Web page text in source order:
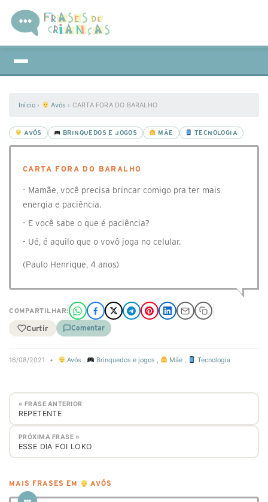
Início › Avós › CARTA FORA DO BARALHO
AVÓS BRINQUEDOS E JOGOS MÃE TECNOLOGIA
CARTA FORA DO BARALHO
- Mamãe, você precisa brincar comigo pra ter mais
energia e paciência.
- E você sabe o que é paciência?
- Ué, é aquilo que o vovô joga no celular.
(Paulo Henrique, 4 anos)
COMPARTILHAR:
Curtir Comentar
16/08/2021 • Avós , Brinquedos e jogos , Mãe , Tecnologia
« FRASE ANTERIOR
REPETENTE
PRÓXIMA FRASE »
ESSE DIA FOI LOKO
MAIS FRASES EM AVÓS